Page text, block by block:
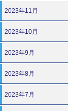
2023年11月
2023年10月
2023年9月
2023年8月
2023年7月